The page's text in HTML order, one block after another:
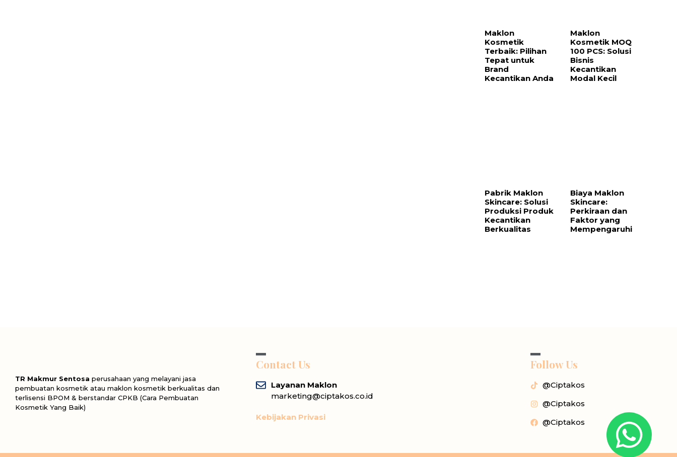
Maklon
Kosmetik
Terbaik: Pilihan
Tepat untuk
Brand
Kecantikan Anda
Maklon
Kosmetik MOQ
100 PCS: Solusi
Bisnis
Kecantikan
Modal Kecil
Pabrik Maklon
Skincare: Solusi
Produksi Produk
Kecantikan
Berkualitas
Biaya Maklon
Skincare:
Perkiraan dan
Faktor yang
Mempengaruhi
TR Makmur Sentosa perusahaan yang melayani jasa
pembuatan kosmetik atau maklon kosmetik berkualitas dan
terlisensi BPOM & berstandar CPKB (Cara Pembuatan
Kosmetik Yang Baik)
Contact Us
Layanan Maklon
marketing@ciptakos.co.id
Kebijakan Privasi
Follow Us
@Ciptakos
@Ciptakos
@Ciptakos